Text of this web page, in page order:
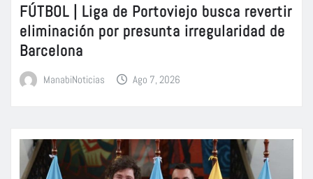
FÚTBOL | Liga de Portoviejo busca revertir
eliminación por presunta irregularidad de
Barcelona
ManabiNoticias Ago 7, 2026